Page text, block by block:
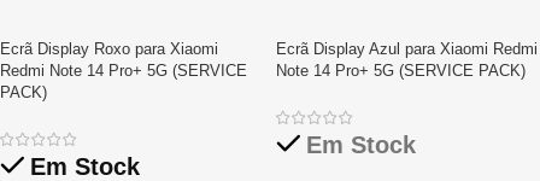
Ecrã Display Roxo para Xiaomi
Redmi Note 14 Pro+ 5G (SERVICE
PACK)
Em Stock
Ecrã Display Azul para Xiaomi Redmi
Note 14 Pro+ 5G (SERVICE PACK)
Em Stock